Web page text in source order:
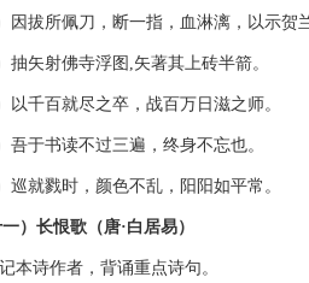
拔所佩刀，断一指，血淋漓，以示贺兰
矢射佛寺浮图,矢著其上砖半箭。
千百就尽之卒，战百万日滋之师。
于书读不过三遍，终身不忘也。
就戮时，颜色不乱，阳阳如平常。
）长恨歌（唐·白居易）
诗作者，背诵重点诗句。